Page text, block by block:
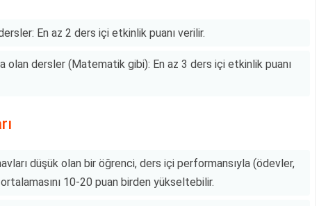
En az 2 ders içi etkinlik puanı verilir.
olan dersler (Matematik gibi): En az 3 ders içi etkinlik puanı
düşük olan bir öğrenci, ders içi performansıyla (ödevler,
10-20 puan birden yükseltebilir.